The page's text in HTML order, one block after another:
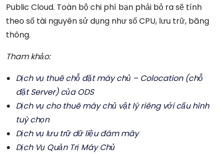
Public Cloud. Toàn bộ chi phí bạn phải bỏ ra sẽ tính
theo số tài nguyên sử dụng như số CPU, lưu trữ, băng
thông.
Tham khảo:
Dịch vụ thuê chỗ đặt máy chủ – Colocation (chỗ
đặt Server) của ODS
Dịch vụ cho thuê máy chủ vật lý riêng với cấu hình
tuỳ chọn
Dịch vụ lưu trữ dữ liệu đám mây
Dịch Vụ Quản Trị Máy Chủ